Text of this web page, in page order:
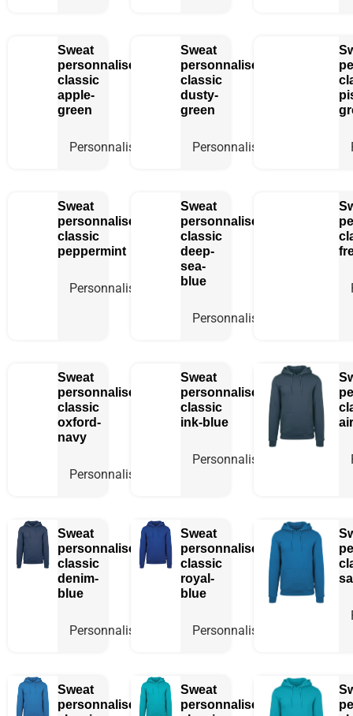
Sweat
personnalisé
classic
apple-
green
Personnaliser
Sweat
personnalisé
classic
dusty-
green
Personnaliser
Sweat
personnalisé
classic
peppermint
Personnaliser
Sweat
personnalisé
classic
deep-
sea-
blue
Personnaliser
Sweat
personnalisé
classic
oxford-
navy
Personnaliser
Sweat
personnalisé
classic
ink-blue
Personnaliser
Sweat
personnalisé
classic
denim-
blue
Personnaliser
Sweat
personnalisé
classic
royal-
blue
Personnaliser
Sweat
personnalisé
Sweat
personnalisé